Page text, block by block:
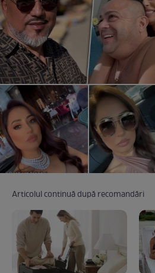
Articolul continuă după recomandări